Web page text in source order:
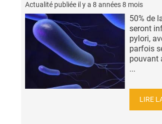
Actualité publiée il y a 8 années 8 mois
50% de
seront
pylori,
parfois
pouvant
...
LIRE